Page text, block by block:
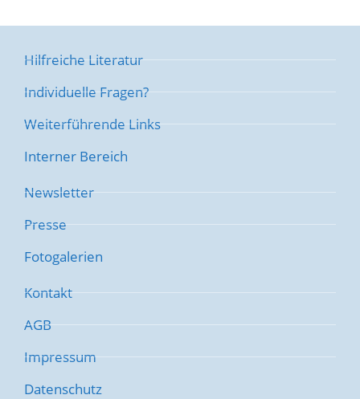
Hilfreiche Literatur
Individuelle Fragen?
Weiterführende Links
Interner Bereich
Newsletter
Presse
Fotogalerien
Kontakt
AGB
Impressum
Datenschutz